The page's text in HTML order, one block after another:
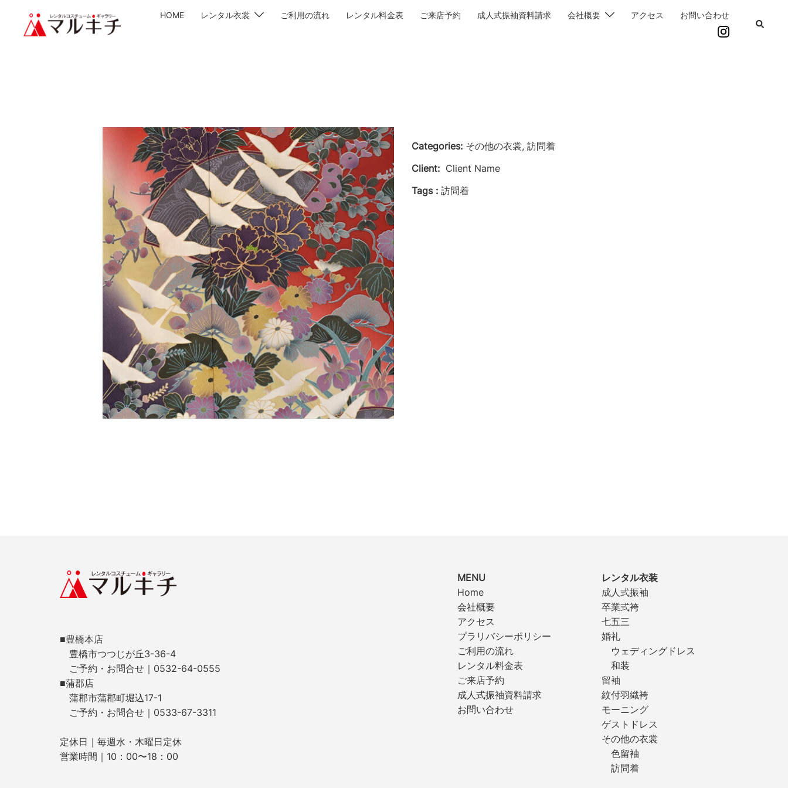
HOME レンタル衣裳 ご利用の流れ レンタル料金表 ご来店予約 成人式振袖資料請求 会社概要 アクセス お問い合わせ
Categories: その他の衣裳, 訪問着
Client: Client Name
Tags : 訪問着
■豊橋本店
豊橋市つつじが丘3-36-4
ご予約・お問合せ｜0532-64-0555
■蒲郡店
蒲郡市蒲郡町堀込17-1
ご予約・お問合せ｜0533-67-3311
定休日｜毎週水・木曜日定休
営業時間｜10：00〜18：00
MENU
Home
会社概要
アクセス
プラリバシーポリシー
ご利用の流れ
レンタル料金表
ご来店予約
成人式振袖資料請求
お問い合わせ
レンタル衣装
成人式振袖
卒業式袴
七五三
婚礼
ウェディングドレス
和装
留袖
紋付羽織袴
モーニング
ゲストドレス
その他の衣裳
色留袖
訪問着